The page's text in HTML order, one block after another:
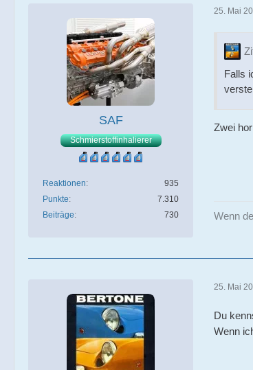
SAF
Schmierstoffinhalierer
Reaktionen
935
Punkte
7.310
Beiträge
730
25. Mai
Falls
Zwei
Wenn
25. Mai
Du
Wenn